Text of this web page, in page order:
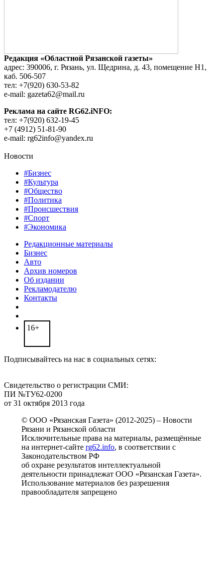
Редакция «Областной Рязанской газеты»
адрес: 390006, г. Рязань, ул. Щедрина, д. 43, помещение Н1,
каб. 506-507
тел: +7(920) 630-53-82
e-mail: gazeta62@mail.ru
Реклама на сайте RG62.iNFO:
тел: +7(920) 632-19-45
+7 (4912) 51-81-90
e-mail: rg62info@yandex.ru
Новости
#Бизнес
#Культура
#Общество
#Политика
#Происшествия
#Спорт
#Экономика
Редакционные материалы
Бизнес
Авто
Архив номеров
Об издании
Рекламодателю
Контакты
16+
Подписывайтесь на нас в социальных сетях:
Свидетельство о регистрации СМИ:
ПИ №ТУ62-0200
от 31 октября 2013 года
© ООО «Рязанская Газета» (2012-2025) – Новости
Рязани и Рязанской области
Исключительные права на материалы, размещённые
на интернет-сайте rg62.info, в соответствии с
Законодательством РФ
об охране результатов интеллектуальной
деятельности принадлежат ООО «Рязанская Газета».
Использование материалов без разрешения
правообладателя запрещено